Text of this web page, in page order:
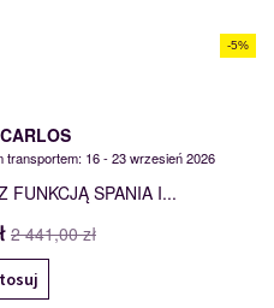
CARLOS
-5%
16 - 23 wrzesień 2026
FUNKCJĄ SPANIA I...
2 441,00 zł